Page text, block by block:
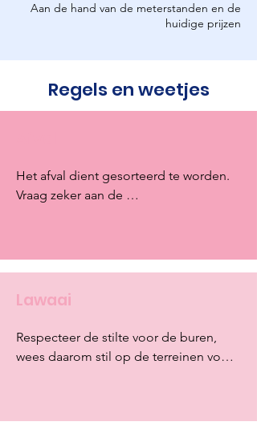
Aan de hand van de meterstanden en de
huidige prijzen
Regels en weetjes
Het afval dient gesorteerd te worden.
Vraag zeker aan de
Lawaai
Respecteer de stilte voor de buren,
wees daarom stil op de terreinen voor